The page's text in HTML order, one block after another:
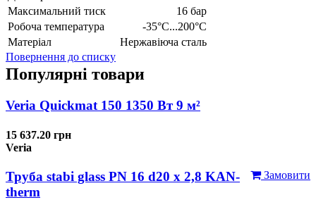
Максимальний тиск
16 бар
Робоча температура
-35°C...200°C
Матеріал
Нержавіюча сталь
Повернення до списку
Популярні товари
Veria Quickmat 150 1350 Вт 9 м²
15 637.20 грн
Veria
Замовити
Труба stabi glass PN 16 d20 х 2,8 KAN-
therm